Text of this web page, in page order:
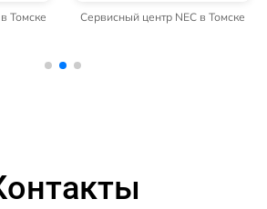
Томске Сервисный центр NEC в Томске